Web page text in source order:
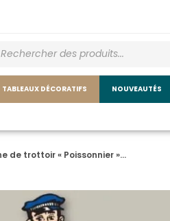
TABLEAUX DÉCORATIFS NOUVEAUTÉS
de trottoir « Poissonnier »…